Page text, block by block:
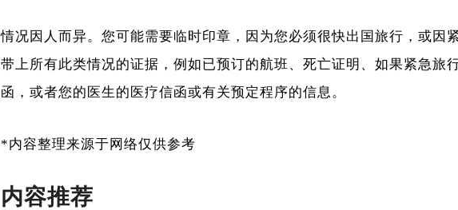
情况因人而异。您可能需要临时印章，因为您必须很快出国旅行，或因
带上所有此类情况的证据，例如已预订的航班、死亡证明、如果紧急旅
函，或者您的医生的医疗信函或有关预定程序的信息。
*内容整理来源于网络仅供参考
内容推荐